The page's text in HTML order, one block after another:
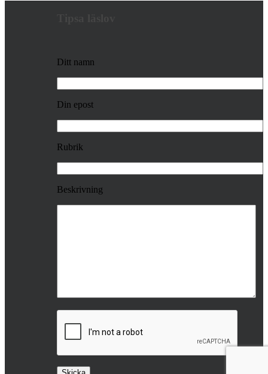
Ditt namn
Din epost
Rubrik
Beskrivning